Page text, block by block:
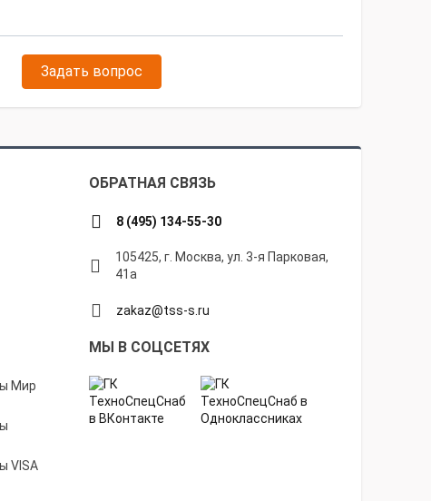
Задать вопрос
ОБРАТНАЯ СВЯЗЬ
8 (495) 134-55-30
105425, г. Москва, ул. 3-я Парковая,
41а
zakaz@tss-s.ru
МЫ В СОЦСЕТЯХ